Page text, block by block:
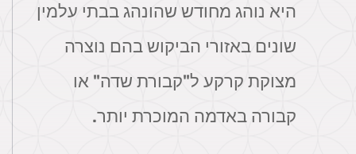
היא נוהג מחודש שהונהג בבתי עלמין
שונים באזורי הביקוש בהם נוצרה
מצוקת קרקע ל"קבורת שדה" או
קבורה באדמה המוכרת יותר.